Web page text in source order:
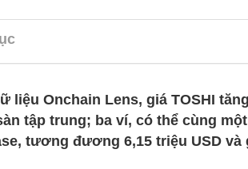
liệu Onchain Lens, giá TOSHI
tập trung; ba ví, có thể cùng
tương đương 6,15 triệu USD